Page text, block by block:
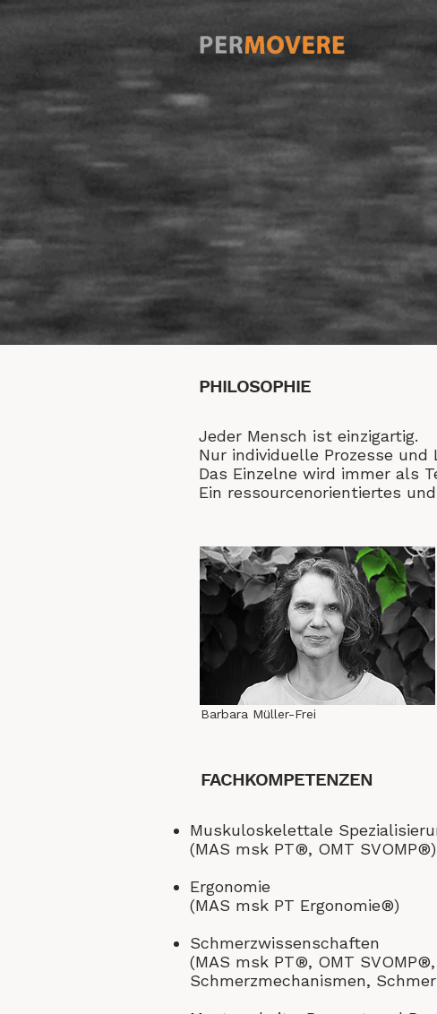
PHILOSOPHIE
Jeder Mensch ist einzigartig.
Nur individuelle Prozesse
​Das Einzelne wird immer als
Ein ressourcenorientiertes
Barbara Müller-Frei
FACHKOMPETENZEN
Muskuloskelettale
(MAS msk PT®, OMT SVOMP®)
Ergonomie
(MAS msk PT Ergonomie®)
Schmerzwissenschaften
(MAS msk PT®, OMT
Schmerzmechanismen,